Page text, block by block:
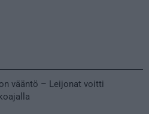
vääntö – Leijonat voitti